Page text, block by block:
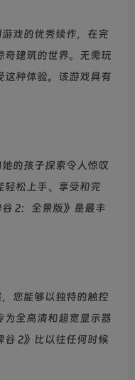
戏的优秀续作，在完
奇建筑的世界。无需玩
这种体验。该游戏具有
的孩子探索令人惊叹
轻松上手、享受和完
2：全景版》是最丰
您能够以独特的触控
为全高清和超宽显示器
2》比以往任何时候